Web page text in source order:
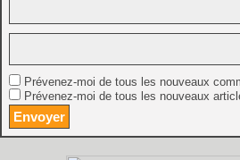
Prévenez-moi de tous les nouveaux
Prévenez-moi de tous les nouveaux